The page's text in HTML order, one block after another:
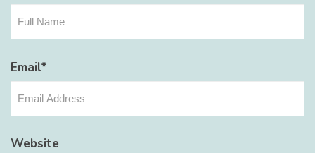
Email*
Website